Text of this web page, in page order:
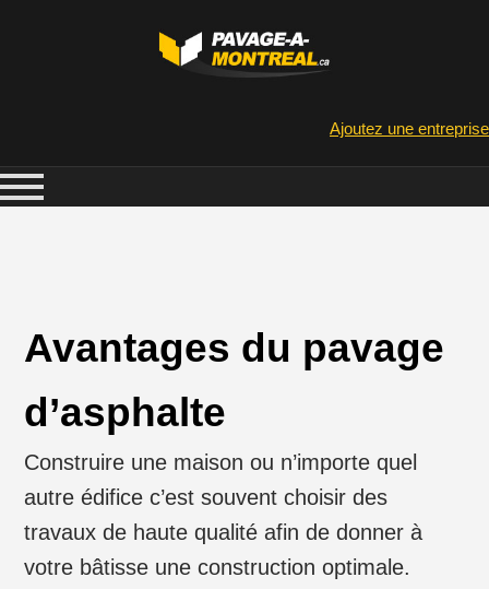
Ajoutez une entreprise
Avantages du pavage
d’asphalte
Construire une maison ou n’importe quel
autre édifice c’est souvent choisir des
travaux de haute qualité afin de donner à
votre bâtisse une construction optimale.